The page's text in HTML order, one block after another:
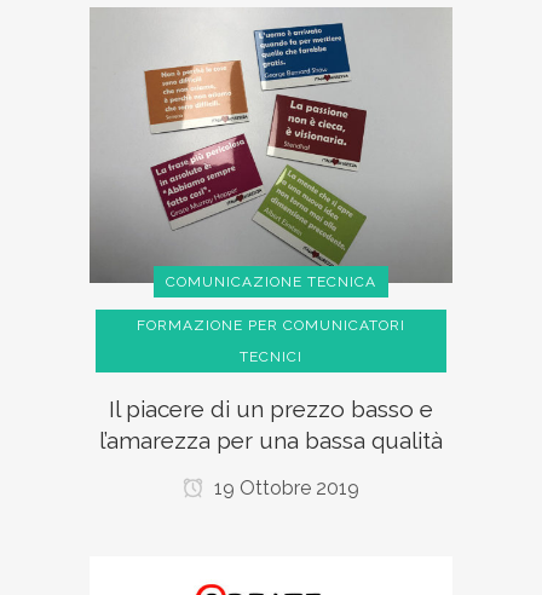
COMUNICAZIONE TECNICA
FORMAZIONE PER COMUNICATORI
TECNICI
Il piacere di un prezzo basso e
l’amarezza per una bassa qualità
19 Ottobre 2019